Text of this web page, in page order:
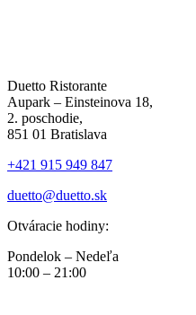
Duetto Ristorante
Aupark – Einsteinova 18,
2. poschodie,
851 01 Bratislava
+421 915 949 847
duetto@duetto.sk
Otváracie hodiny:
Pondelok – Nedeľa
10:00 – 21:00